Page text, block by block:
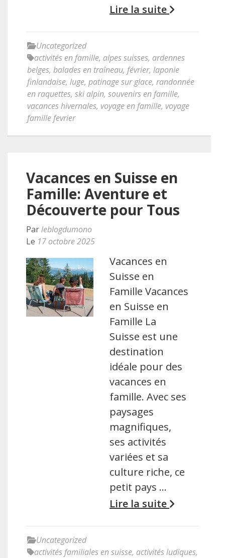
Lire la suite
Uncategorized
activités en famille, alpes suisses, ardennes
belges, balades en traîneau, février, laponie
finlandaise, luge, patinage sur glace, randonnée
en raquettes, ski alpin, souvenirs en famille,
vacances hivernales, voyage en famille, voyage
famille fevrier
Vacances en Suisse en
Famille: Aventure et
Découverte pour Tous
Parleblogdumono
Le 17 octobre 2025
Vacances en
Suisse en
Famille Vacances
en Suisse en
Famille La
Suisse est une
destination
idéale pour des
vacances en
famille. Avec ses
paysages
magnifiques,
ses activités
variées et sa
culture riche, ce
petit pays …
Lire la suite
Uncategorized
activités familiales en suisse, activités ludiques,